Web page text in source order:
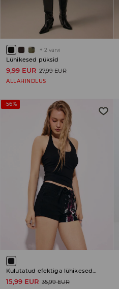
+ 2 värvi
Lühikesed püksid
9,99 EUR 27,99 EUR
ALLAHINDLUS
-56%
15,99 EUR 35,99 EUR